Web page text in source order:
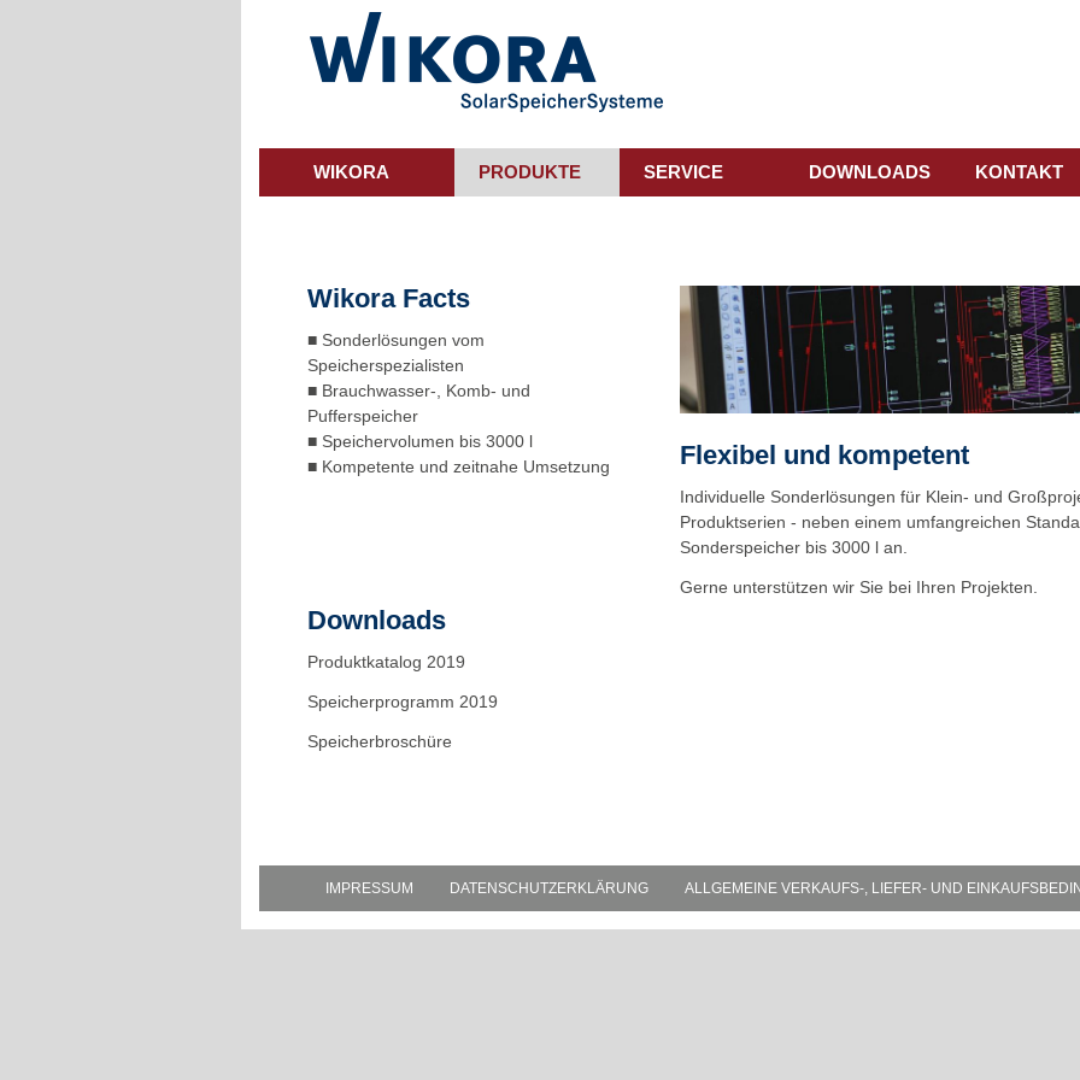
WIKORA PRODUKTE SERVICE DOWNLOADS KONTAKT
Flexibel und kompetent
Individuelle Sonderlösungen für Klein- und
Produktserien - neben einem umfangreichen
Sonderspeicher bis 3000 l an.
Gerne unterstützen wir Sie bei Ihren Projekten.
Wikora Facts
■ Sonderlösungen vom
Speicherspezialisten
■ Brauchwasser-, Komb- und
Pufferspeicher
■ Speichervolumen bis 3000 l
■ Kompetente und zeitnahe Umsetzung
Downloads
Produktkatalog 2019
Speicherprogramm 2019
Speicherbroschüre
IMPRESSUM DATENSCHUTZERKLÄRUNG ALLGEMEINE VERKAUFS-, LIEFER- UND